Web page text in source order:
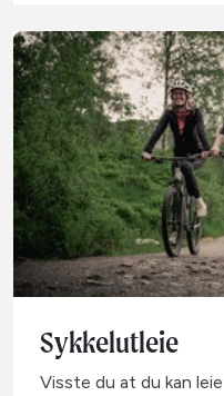
Sykkelutleie
Visste du at du kan